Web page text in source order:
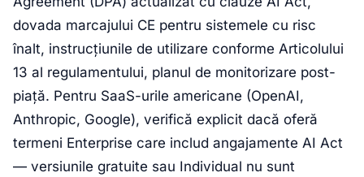
dovada marcajului CE pentru sistemele cu risc
înalt, instrucțiunile de utilizare conforme Articolului
13 al regulamentului, planul de monitorizare post-
piață. Pentru SaaS-urile americane (OpenAI,
Anthropic, Google), verifică explicit dacă oferă
termeni Enterprise care includ angajamente AI Act
— versiunile gratuite sau Individual nu sunt